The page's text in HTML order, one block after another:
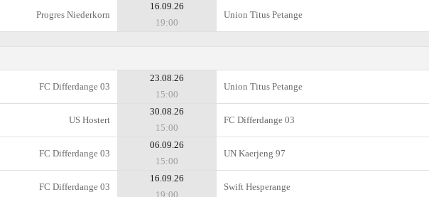
Progres Niederkorn
16.09.26
19:00
Union Titus Petange
FC Differdange 03
23.08.26
15:00
Union Titus Petange
US Hostert
30.08.26
15:00
FC Differdange 03
FC Differdange 03
06.09.26
15:00
UN Kaerjeng 97
FC Differdange 03
16.09.26
19:00
Swift Hesperange